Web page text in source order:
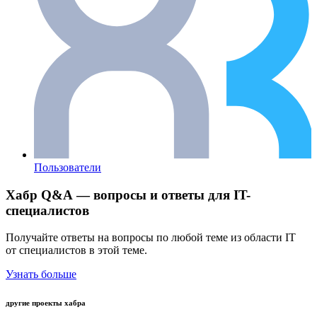
Пользователи
Хабр Q&A — вопросы и ответы для IT-
специалистов
Получайте ответы на вопросы по любой теме из области IT
от специалистов в этой теме.
Узнать больше
другие проекты хабра